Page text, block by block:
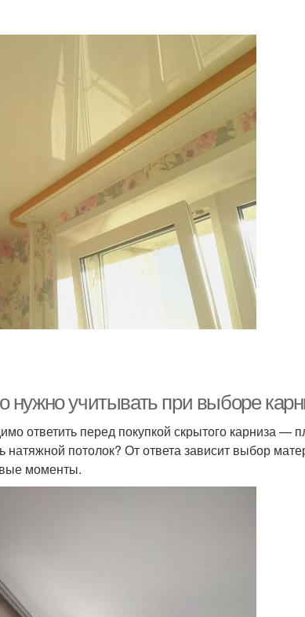
нужно учитывать при выборе
ответить перед покупкой скрытого карниза —
натяжной потолок? От ответа зависит выбор
моменты.